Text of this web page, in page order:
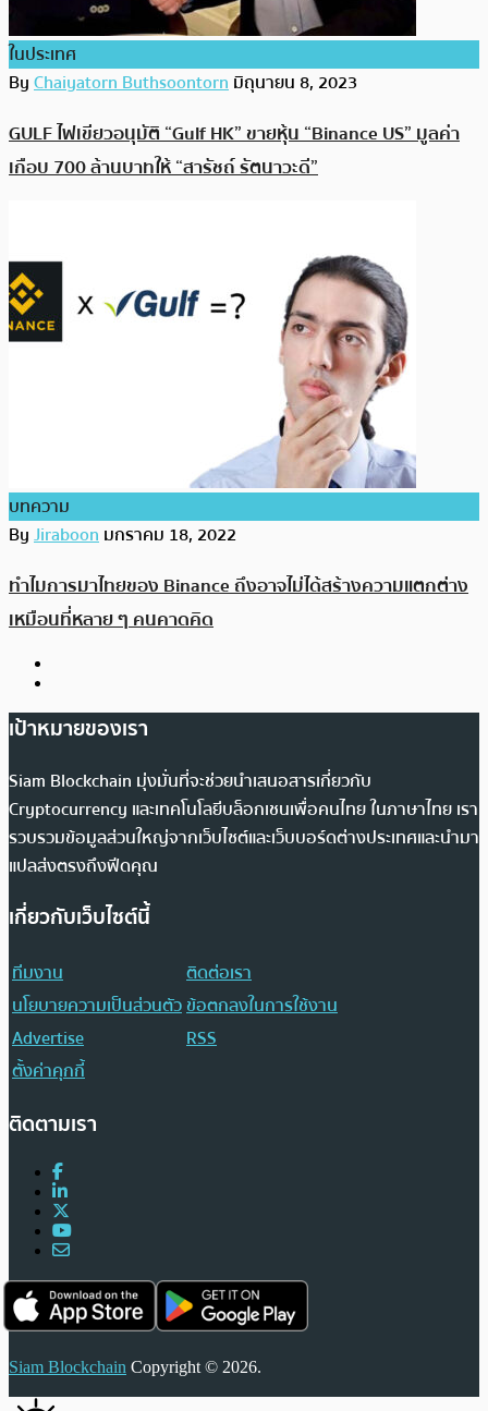
ในประเทศ
ByChaiyatorn Buthsoontornมิถุนายน 8, 2023
GULF ไฟเขียวอนุมัติ “Gulf HK” ขายหุ้น “Binance US” มูลค่า
เกือบ 700 ล้านบาทให้ “สารัชถ์ รัตนาวะดี”
บทความ
ByJiraboonมกราคม 18, 2022
ทำไมการมาไทยของ Binance ถึงอาจไม่ได้สร้างความแตกต่าง
เหมือนที่หลาย ๆ คนคาดคิด
เป้าหมายของเรา
Siam Blockchain มุ่งมั่นที่จะช่วยนำเสนอสารเกี่ยวกับ
Cryptocurrency และเทคโนโลยีบล็อกเชนเพื่อคนไทย ในภาษาไทย เรา
รวบรวมข้อมูลส่วนใหญ่จากเว็บไซต์และเว็บบอร์ดต่างประเทศและนำมา
แปลส่งตรงถึงฟีดคุณ
เกี่ยวกับเว็บไซต์นี้
ทีมงาน
ติดต่อเรา
นโยบายความเป็นส่วนตัวข้อตกลงในการใช้งาน
Advertise
RSS
ตั้งค่าคุกกี้
ติดตามเรา
Siam Blockchain Copyright © 2026.